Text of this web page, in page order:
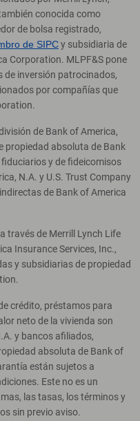
conocida como
de bolsa registrado,
de SIPCy subsidiaria de
Corporation. MLPF&S pone
inversión patrocinados,
por compañías que
de Bank of America,
propiedad absoluta de Bank
y de fideicomisos
N.A. y U.S. Trust Company
de Bank of America
través de Merrill Lynch Life
Insurance Services, Inc.,
y subsidiarias de propiedad
crédito, préstamos para
neto de la vivienda son
y bancos afiliados,
absoluta de Bank of
están sujetos a
Este no es un
las tasas, los términos y
sin previo aviso.